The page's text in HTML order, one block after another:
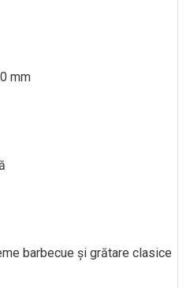
mm
barbecue și grătare clasice